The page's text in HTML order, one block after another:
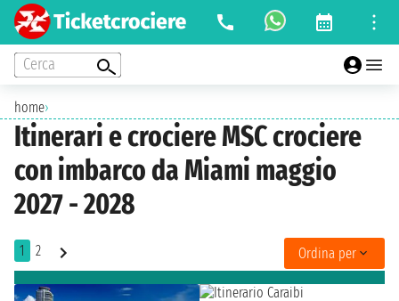
Cerca
home›
Itinerari e crociere MSC crociere
con imbarco da Miami maggio
2027 - 2028
1 2 Ordina per